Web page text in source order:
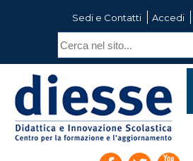
Sedi e Contatti Accedi